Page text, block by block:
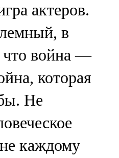
актеров.
в
война —
которая
Не
каждому